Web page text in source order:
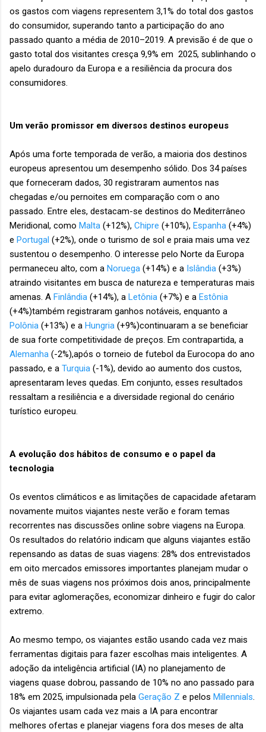
os gastos com viagens representem 3,1% do total dos gastos
do consumidor, superando tanto a participação do ano
passado quanto a média de 2010–2019. A previsão é de que o
gasto total dos visitantes cresça 9,9% em 2025, sublinhando o
apelo duradouro da Europa e a resiliência da procura dos
consumidores.
Um verão promissor em diversos destinos europeus
Após uma forte temporada de verão, a maioria dos destinos
europeus apresentou um desempenho sólido. Dos 34 países
que forneceram dados, 30 registraram aumentos nas
chegadas e/ou pernoites em comparação com o ano
passado. Entre eles, destacam-se destinos do Mediterrâneo
Meridional, como Malta (+12%), Chipre (+10%), Espanha (+4%)
e Portugal (+2%), onde o turismo de sol e praia mais uma vez
sustentou o desempenho. O interesse pelo Norte da Europa
permaneceu alto, com a Noruega (+14%) e a Islândia (+3%)
atraindo visitantes em busca de natureza e temperaturas mais
amenas. A Finlândia (+14%), a Letônia (+7%) e a Estônia
(+4%)também registraram ganhos notáveis, enquanto a
Polônia (+13%) e a Hungria (+9%)continuaram a se beneficiar
de sua forte competitividade de preços. Em contrapartida, a
Alemanha (-2%),após o torneio de futebol da Eurocopa do ano
passado, e a Turquia (-1%), devido ao aumento dos custos,
apresentaram leves quedas. Em conjunto, esses resultados
ressaltam a resiliência e a diversidade regional do cenário
turístico europeu.
A evolução dos hábitos de consumo e o papel da
tecnologia
Os eventos climáticos e as limitações de capacidade afetaram
novamente muitos viajantes neste verão e foram temas
recorrentes nas discussões online sobre viagens na Europa.
Os resultados do relatório indicam que alguns viajantes estão
repensando as datas de suas viagens: 28% dos entrevistados
em oito mercados emissores importantes planejam mudar o
mês de suas viagens nos próximos dois anos, principalmente
para evitar aglomerações, economizar dinheiro e fugir do calor
extremo.
Ao mesmo tempo, os viajantes estão usando cada vez mais
ferramentas digitais para fazer escolhas mais inteligentes. A
adoção da inteligência artificial (IA) no planejamento de
viagens quase dobrou, passando de 10% no ano passado para
18% em 2025, impulsionada pela Geração Z e pelos Millennials.
Os viajantes usam cada vez mais a IA para encontrar
melhores ofertas e planejar viagens fora dos meses de alta